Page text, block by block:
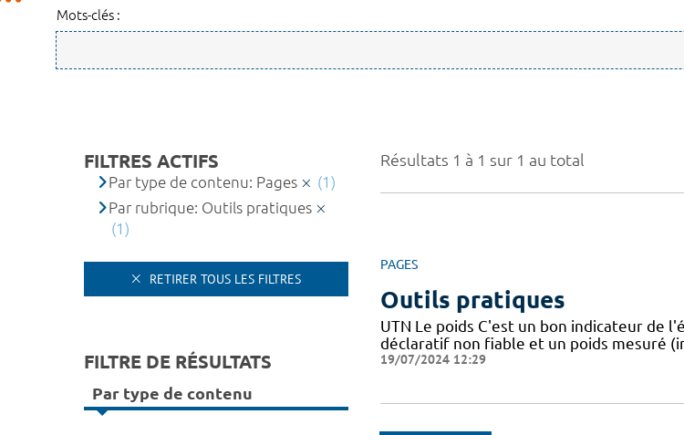
Mots-clés :
Résultats 1 à 1 sur 1 au total
PAGES
Outils pratiques
UTN Le poids C'est un bon indicateur
déclaratif non fiable et un poids mesuré
19/07/2024 12:29
FILTRES ACTIFS
Par type de contenu: Pages
(1)
Par rubrique: Outils pratiques
(1)
RETIRER TOUS LES FILTRES
FILTRE DE RÉSULTATS
Par type de contenu